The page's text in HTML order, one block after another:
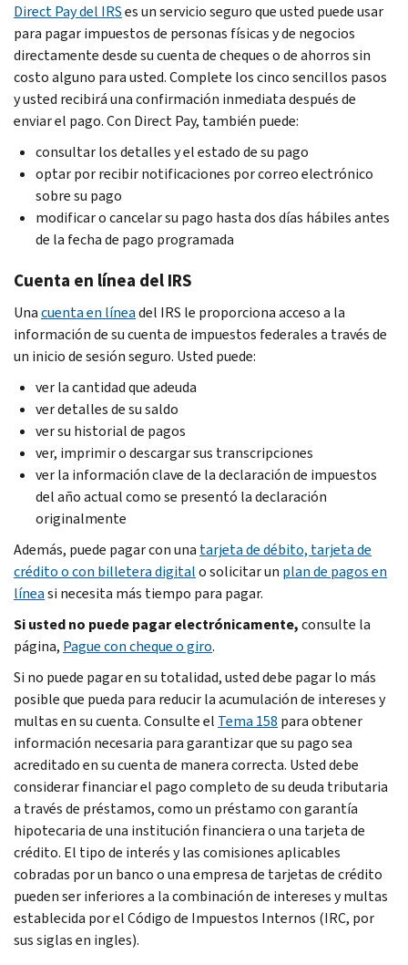
Direct Paydel IRSes un servicio seguro que usted puede usar
para pagar impuestos de personas físicas y de negocios
directamente desde su cuenta de cheques o de ahorros sin
costo alguno para usted. Complete los cinco sencillos pasos
y usted recibirá una confirmación inmediata después de
enviar el pago. Con Direct Pay, también puede:
consultar los detalles y el estado de su pago
optar por recibir notificaciones por correo electrónico
sobre su pago
modificar o cancelar su pago hasta dos días hábiles antes
de la fecha de pago programada
Cuenta en línea del IRS
Unacuenta en líneadel IRS le proporciona acceso a la
información de su cuenta de impuestos federales a través de
un inicio de sesión seguro. Usted puede:
ver la cantidad que adeuda
ver detalles de su saldo
ver su historial de pagos
ver, imprimir o descargar sus transcripciones
ver la información clave de la declaración de impuestos
del año actual como se presentó la declaración
originalmente
Además, puede pagar con una tarjeta de débito, tarjeta de
crédito o con billetera digitalo solicitar un plan de pagos en
líneasi necesita más tiempo para pagar.
Si usted no puede pagar electrónicamente,consulte la
página, Pague con cheque o giro.
Si no puede pagar en su totalidad, usted debe pagar lo más
posible que pueda para reducir la acumulación de intereses y
multas en su cuenta. Consulte el Tema 158 para obtener
información necesaria para garantizar que su pago sea
acreditado en su cuenta de manera correcta. Usted debe
considerar financiar el pago completo de su deuda tributaria
a través de préstamos, como un préstamo con garantía
hipotecaria de una institución financiera o una tarjeta de
crédito. El tipo de interés y las comisiones aplicables
cobradas por un banco o una empresa de tarjetas de crédito
pueden ser inferiores a la combinación de intereses y multas
establecida por el Código de Impuestos Internos (IRC, por
sus siglas en ingles).